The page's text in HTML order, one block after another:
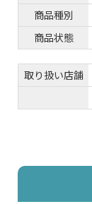
商品種別
商品状態
取り扱い店舗